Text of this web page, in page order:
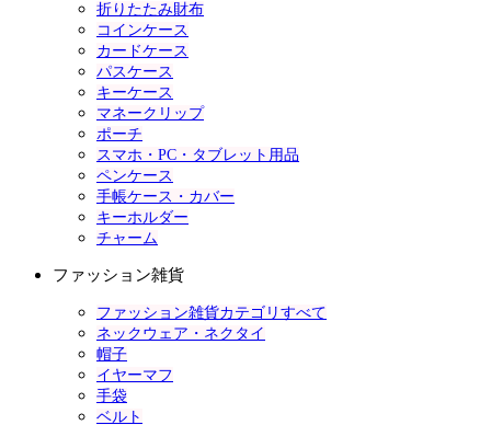
折りたたみ財布
コインケース
カードケース
パスケース
キーケース
マネークリップ
ポーチ
スマホ・PC・タブレット用品
ペンケース
手帳ケース・カバー
キーホルダー
チャーム
ファッション雑貨
ファッション雑貨カテゴリすべて
ネックウェア・ネクタイ
帽子
イヤーマフ
手袋
ベルト